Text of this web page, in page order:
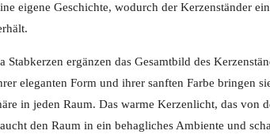
eigene Geschichte, wodurch der Kerzenständer
Stabkerzen ergänzen das Gesamtbild des
eleganten Form und ihrer sanften Farbe bringen
in jeden Raum. Das warme Kerzenlicht, das von
den Raum in ein behagliches Ambiente und